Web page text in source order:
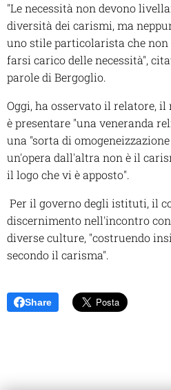
"Le necessità non devono
diversità dei carismi, ma
uno stile particolarista che non
farsi carico delle necessità",
parole di Bergoglio.
Oggi, ha osservato il relatore,
è presentare "una veneranda
una "sorta di
un'opera dall'altra non è il
il logo che vi è apposto".
Per il governo degli istituti, il
discernimento nell'incontro
diverse culture, "costruendo
secondo il carisma".
Share